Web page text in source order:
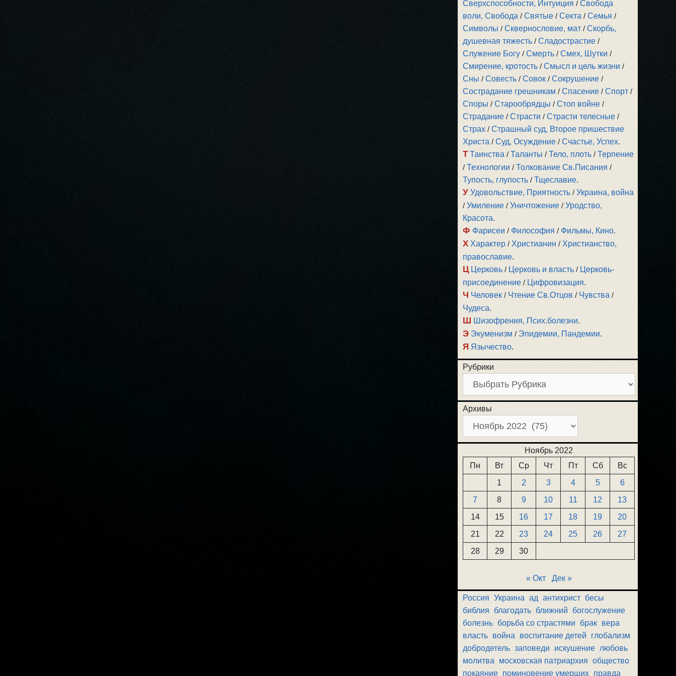
Сверхспособности, Интуиция /Свобода
воли, Свобода /Святые /Секта /Семья /
Символы /Сквернословие, мат /Скорбь,
душевная тяжесть /Сладострастие /
Служение Богу /Смерть /Смех, Шутки /
Смирение, кротость /Смысл и цель жизни /
Сны /Совесть /Совок /Сокрушение /
Сострадание грешникам /Спасение /Спорт /
Споры /Старообрядцы /Стоп войне /
Страдание /Страсти /Страсти телесные /
Страх /Страшный суд, Второе пришествие
Христа /Суд, Осуждение /Счастье, Успех.
Т Таинства /Таланты /Тело, плоть /Терпение
/Технологии /Толкование Св.Писания /
Тупость, глупость /Тщеславие.
У Удовольствие, Приятность /Украина, война
/Умиление /Уничтожение /Уродство,
Красота.
Ф Фарисеи / Философия / Фильмы, Кино.
Х Характер / Христианин / Христианство,
православие.
Ц Церковь / Церковь и власть / Церковь-
присоединение / Цифровизация.
Ч Человек / Чтение Св.Отцов / Чувства /
Чудеса.
Ш Шизофрения, Псих.болезни.
Э Экуменизм / Эпидемии, Пандемии.
Я Язычество.
Рубрики
Архивы
Ноябрь 2022
Пн
Вт Ср Чт Пт Сб
Вс
1
2 3 4 5
6
7
8 9 10 11 12
13
14
15 16 17 18 19
20
21
22 23 24 25 26
27
28
29 30
« Окт Дек »
Россия Украина ад антихрист бесы
библия
благодать ближний
богослужение
болезнь борьба со страстями брак вера
власть война воспитание детей
глобализм
добродетель заповеди искушение любовь
молитва
московская патриархия
общество
покаяние поминовение умерших правда